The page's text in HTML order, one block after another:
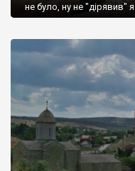
не було, ну не "дірявив"